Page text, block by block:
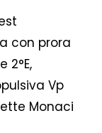
con prora
2°E,
Vp
Monaci